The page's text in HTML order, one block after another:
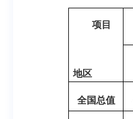
项目
地区
全国总值